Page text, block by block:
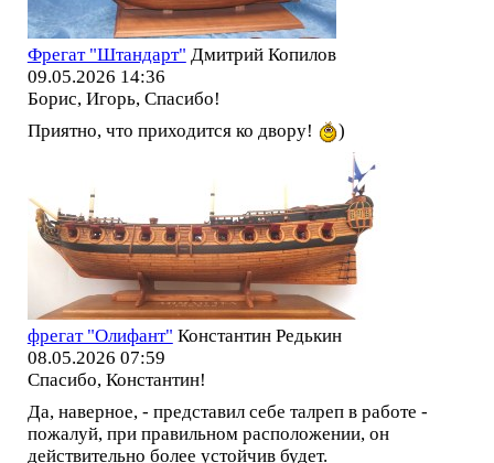
Фрегат "Штандарт" Дмитрий Копилов
09.05.2026 14:36
Борис, Игорь, Спасибо!
Приятно, что приходится ко двору!
)
фрегат "Олифант" Константин Редькин
08.05.2026 07:59
Спасибо, Константин!
Да, наверное, - представил себе талреп в работе -
пожалуй, при правильном расположении, он
действительно более устойчив будет.